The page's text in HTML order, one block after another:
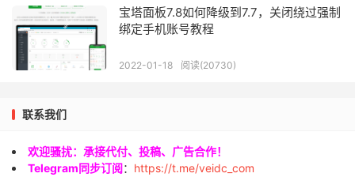
宝塔面板7.8如何降级到7.7，关闭绕过强制
绑定手机账号教程
2022-01-18 阅读(20730)
联系我们
欢迎骚扰：承接代付、投稿、广告合作！
Telegram同步订阅： https://t.me/veidc_com